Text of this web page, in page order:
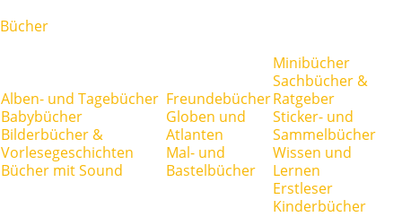
Bücher
Alben- und Tagebücher
Babybücher
Bilderbücher &
Vorlesegeschichten
Bücher mit Sound
Freundebücher
Globen und
Atlanten
Mal- und
Bastelbücher
Minibücher
Sachbücher &
Ratgeber
Sticker- und
Sammelbücher
Wissen und
Lernen
Erstleser
Kinderbücher